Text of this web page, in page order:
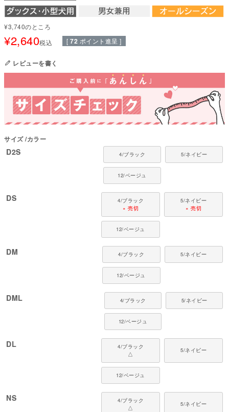
●タンク：ザ・メッシュ(ポリエステル100%)
●パンツ：デニムニット(ポリエステル82%・レーヨン13%・ポリウレタン
5%)
●日本製：MADE IN JAPAN
●厚さ(5段階)：2
●お洗濯について：手洗い又は、洗濯ネットを使用。当て布をして中温。フ
ァスナー・ボタン・面テープがある商品は、しっかり止めた状態で洗濯をし
てください。
国内の縫製工場と連携して、一つひとつ丁寧に仕上げています。心地よい着
心地をお楽しみください。
コレクション：【2025年秋冬新作】
カニンヘン・ミニチュアダックス、ダックスフンド、シーズー、チワワ、パ
ピヨン、ポメラニアン、マルチーズ、トイプードル、ミニチュアシュナウザ
¥3,740のところ
¥2,640税込 [ 72 ポイント進呈 ]
レビューを書く
サイズ カラー
D2S 4/ブラック 5/ネイビー
12/ベージュ
DS
4/ブラック
× 売切
5/ネイビー
× 売切
12/ベージュ
DM 4/ブラック 5/ネイビー
12/ベージュ
DML 4/ブラック 5/ネイビー
12/ベージュ
DL
4/ブラック
△
5/ネイビー
12/ベージュ
NS
4/ブラック
△
5/ネイビー